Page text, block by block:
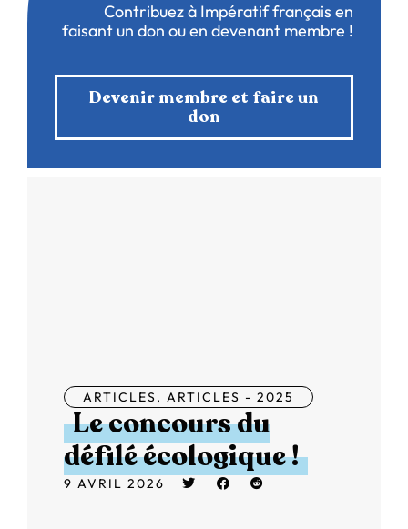
Contribuez à Impératif français en
faisant un don ou en devenant membre !
Devenir membre et faire un
don
ARTICLES, ARTICLES - 2025
Le concours du
défilé écologique !
9 AVRIL 2026